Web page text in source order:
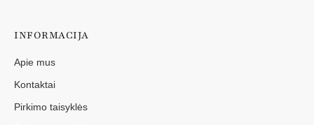
INFORMACIJA
Apie mus
Kontaktai
Pirkimo taisyklės